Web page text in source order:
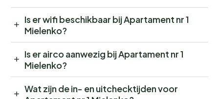
Is er wifi beschikbaar bij Apartament nr 1
Mielenko?
Is er airco aanwezig bij Apartament nr 1
Mielenko?
Wat zijn de in- en uitchecktijden voor